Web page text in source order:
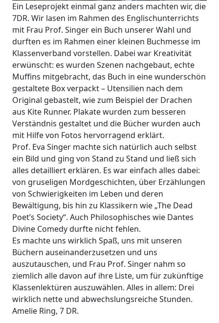
Ein Leseprojekt einmal ganz anders machten wir, die
7DR. Wir lasen im Rahmen des Englischunterrichts
mit Frau Prof. Singer ein Buch unserer Wahl und
durften es im Rahmen einer kleinen Buchmesse im
Klassenverband vorstellen. Dabei war Kreativität
erwünscht: es wurden Szenen nachgebaut, echte
Muffins mitgebracht, das Buch in eine wunderschön
gestaltete Box verpackt – Utensilien nach dem
Original gebastelt, wie zum Beispiel der Drachen
aus Kite Runner. Plakate wurden zum besseren
Verständnis gestaltet und die Bücher wurden auch
mit Hilfe von Fotos hervorragend erklärt.
Prof. Eva Singer machte sich natürlich auch selbst
ein Bild und ging von Stand zu Stand und ließ sich
alles detailliert erklären. Es war einfach alles dabei:
von gruseligen Mordgeschichten, über Erzählungen
von Schwierigkeiten im Leben und deren
Bewältigung, bis hin zu Klassikern wie „The Dead
Poet’s Society“. Auch Philosophisches wie Dantes
Divine Comedy durfte nicht fehlen.
Es machte uns wirklich Spaß, uns mit unseren
Büchern auseinanderzusetzen und uns
auszutauschen, und Frau Prof. Singer nahm so
ziemlich alle davon auf ihre Liste, um für zukünftige
Klassenlektüren auszuwählen. Alles in allem: Drei
wirklich nette und abwechslungsreiche Stunden.
Amelie Ring, 7 DR.